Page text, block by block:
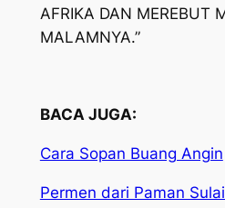
AFRIKA DAN MEREBUT
MALAMNYA.”
BACA JUGA:
Cara Sopan Buang Angin
Permen dari Paman